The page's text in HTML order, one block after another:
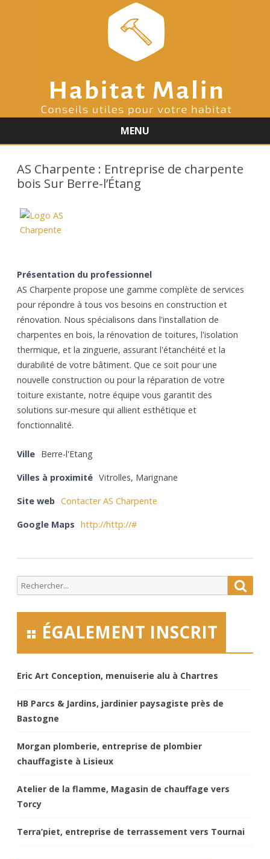
MENU
content
AS Charpente : Entreprise de charpente
bois Sur Berre-l’Étang
Présentation du professionnel
AS Charpente propose une gamme complète de services
pour répondre à tous vos besoins en construction et
rénovation. Nous spécialisons dans l'installation de
charpentes en bois, la rénovation de toitures, l'isolation
thermique, et la zinguerie, assurant l'étanchéité et la
durabilité de votre bâtiment. Que ce soit pour une
nouvelle construction ou pour la réparation de votre
toiture existante, notre équipe vous garantit des
solutions sur-mesure qui allient esthétique et
fonctionnalité.
Ville Berre-l'Etang
Villes à proximité Vitrolles, Marignane
Site web Contacter AS Charpente
Google Maps http://http://#
Search
for:
ÉGALEMENT INSCRIT
Eric Art Conception, menuiserie alu à Chartres
HB Parcs & Jardins, jardinier paysagiste près de
Bastogne
Morgan plomberie, entreprise de plombier
chauffagiste à Lisieux
Atelier de la flamme, Magasin de chauffage vers
Torcy
Terra’piet, entreprise de terrassement vers Tournai